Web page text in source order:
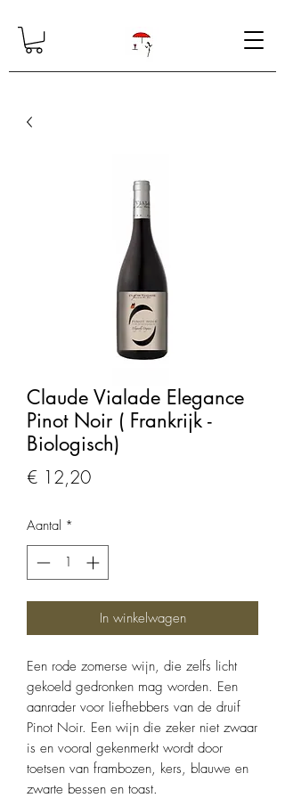
Claude Vialade Elegance
Pinot Noir ( Frankrijk -
Biologisch)
€ 12,20Prijs
Aantal *
In winkelwagen
Een rode zomerse wijn, die zelfs licht
gekoeld gedronken mag worden. Een
aanrader voor liefhebbers van de druif
Pinot Noir. Een wijn die zeker niet zwaar
is en vooral gekenmerkt wordt door
toetsen van frambozen, kers, blauwe en
zwarte bessen en toast.